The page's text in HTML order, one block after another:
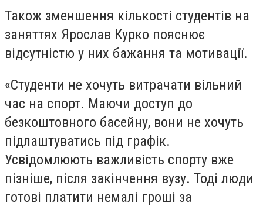
Також зменшення кількості студентів на
заняттях Ярослав Курко пояснює
відсутністю у них бажання та мотивації.
«Студенти не хочуть витрачати вільний
час на спорт. Маючи доступ до
безкоштовного басейну, вони не хочуть
підлаштуватись під графік.
Усвідомлюють важливість спорту вже
пізніше, після закінчення вузу. Тоді люди
готові платити немалі гроші за